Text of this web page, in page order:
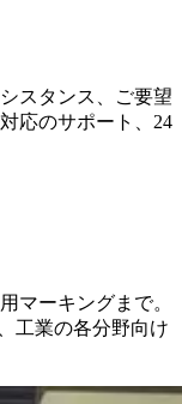
スタンス、ご要望
応のサポート、24
マーキングまで。
工業の各分野向け